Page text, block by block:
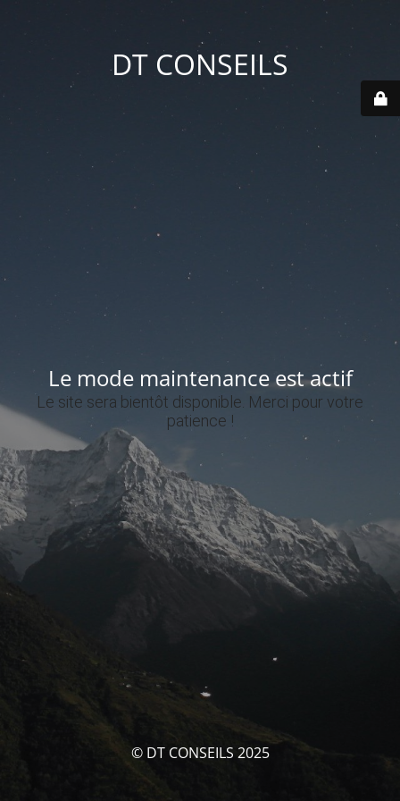
DT CONSEILS
Le mode maintenance est actif
Le site sera bientôt disponible. Merci pour votre
patience !
© DT CONSEILS 2025